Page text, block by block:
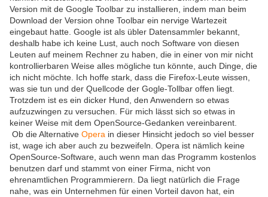
Version mit de Google Toolbar zu installieren, indem man beim
Download der Version ohne Toolbar ein nervige Wartezeit
eingebaut hatte. Google ist als übler Datensammler bekannt,
deshalb habe ich keine Lust, auch noch Software von diesen
Leuten auf meinem Rechner zu haben, die in einer von mir nicht
kontrollierbaren Weise alles mögliche tun könnte, auch Dinge, die
ich nicht möchte. Ich hoffe stark, dass die Firefox-Leute wissen,
was sie tun und der Quellcode der Gogle-Tollbar offen liegt.
Trotzdem ist es ein dicker Hund, den Anwendern so etwas
aufzuzwingen zu versuchen. Für mich lässt sich so etwas in
keiner Weise mit dem OpenSource-Gedanken vereinbarent.
Ob die Alternative Opera in dieser Hinsicht jedoch so viel besser
ist, wage ich aber auch zu bezweifeln. Opera ist nämlich keine
OpenSource-Software, auch wenn man das Programm kostenlos
benutzen darf und stammt von einer Firma, nicht von
ehrenamtlichen Programmierern. Da liegt natürlich die Frage
nahe, was ein Unternehmen für einen Vorteil davon hat, ein